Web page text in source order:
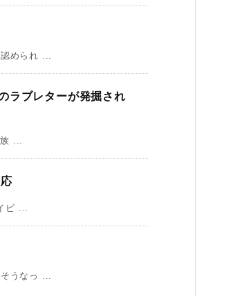
められ ...
ラブレターが発掘され
...
ビ ...
うなっ ...